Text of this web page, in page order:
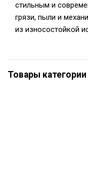
стильным и
грязи, пыли и
из износостойкой
Товары категории